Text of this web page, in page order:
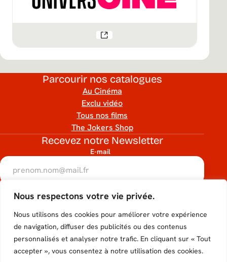
Nous respectons votre vie privée.
Nous utilisons des cookies pour améliorer votre expérience
de navigation, diffuser des publicités ou des contenus
personnalisés et analyser notre trafic. En cliquant sur « Tout
accepter », vous consentez à notre utilisation des cookies.
Parcourir nos catalogues
Au Cinéma
Exclu vidéo
Tous nos films
The Jokers Shop
Recevez notre Newsletter
E-mail
J’accepte que mon adresse e-mail soit utilisée conformément
à notre politique de confidentialité.
hCaptcha
S'inscrire
Suivez-nous
Accéder
au
compte
Accéder
au
compte
Accéder
au
compte
Accéder
au
compte
Accéder
au
compte